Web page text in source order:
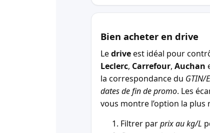
Bien acheter en drive
Ledriveest idéal pour
Leclerc, Carrefour, Auchan
la correspondance du GTIN/
dates de fin de promo. Les
vous montre l’option la
Filtrer parprix au kg/L